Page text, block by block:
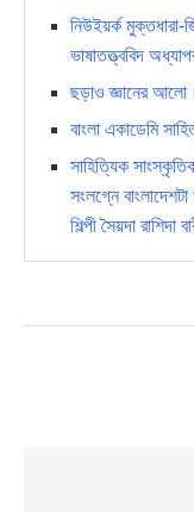
নিউইয়র্ক মুক্তধারা-
ভাষাতত্ত্ববিদ
ছড়াও জ্ঞানের
বাংলা একাডেমি
সাহিত্যিক
সংলগ্নে
শিল্পী সৈয়দা রাশিদা